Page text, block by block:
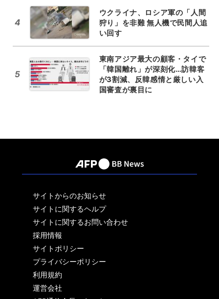
4
ウクライナ、ロシア軍の「人間
狩り」を非難 無人機で民間人追
い回す
5
東南アジア最大の顧客・タイで
「韓国離れ」が深刻化…訪韓客
が3割減、反韓感情と厳しい入
国審査が裏目に
サイトからのお知らせ
サイトに関するヘルプ
サイトに関するお問い合わせ
採用情報
サイトポリシー
プライバシーポリシー
利用規約
運営会社